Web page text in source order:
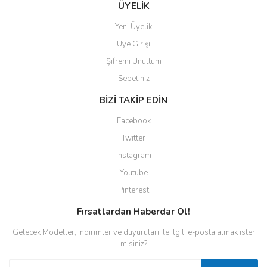
ÜYELİK
Yeni Üyelik
Üye Girişi
Şifremi Unuttum
Sepetiniz
BİZİ TAKİP EDİN
Facebook
Twitter
Instagram
Youtube
Pinterest
Fırsatlardan Haberdar Ol!
Gelecek Modeller, indirimler ve duyuruları ile ilgili e-posta almak ister
misiniz?